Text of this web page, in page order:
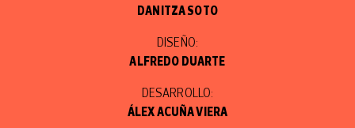
DANITZA SOTO
DISEÑO:
ALFREDO DUARTE
DESARROLLO:
ÁLEX ACUÑA VIERA